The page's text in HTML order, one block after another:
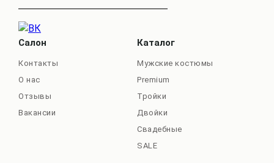
Салон
Контакты
О нас
Отзывы
Вакансии
Каталог
Мужские костюмы
Premium
Тройки
Двойки
Свадебные
SALE